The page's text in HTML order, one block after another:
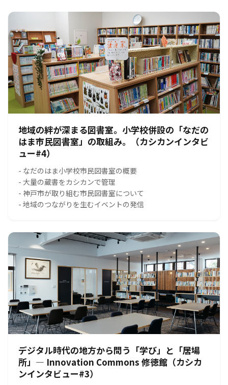
地域の絆が深まる図書室。小学校併設の「なだの
はま市民図書室」の取組み。（カシカンインタビ
ュー#4）
- なだのはま小学校市民図書室の概要
- 大量の蔵書をカシカンで管理
- 神戸市が取り組む市民図書室について
- 地域のつながりを生むイベントの発信
デジタル時代の地方から問う「学び」と「居場
所」― Innovation Commons 修徳館（カシカ
ンインタビュー#3）